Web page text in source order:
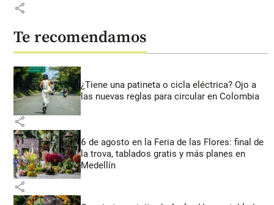
share
Te recomendamos
¿Tiene una patineta o cicla eléctrica? Ojo a
las nuevas reglas para circular en Colombia
share
6 de agosto en la Feria de las Flores: final de
la trova, tablados gratis y más planes en
Medellín
share